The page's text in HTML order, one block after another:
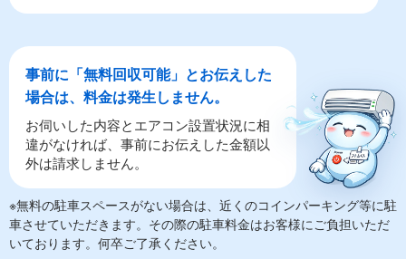
事前に「無料回収可能」とお伝えした
場合は、料金は発生しません。
お伺いした内容とエアコン設置状況に相
違がなければ、事前にお伝えした金額以
外は請求しません。
※無料の駐車スペースがない場合は、近くのコインパーキング等に駐
車させていただきます。その際の駐車料金はお客様にご負担いただ
いております。何卒ご了承ください。